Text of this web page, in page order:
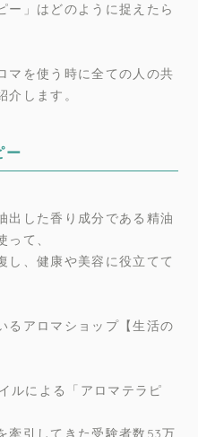
ー」はどのように捉えたら
マを使う時に全ての人の共
します。
ー
出した香り成分である精油
って、
し、健康や美容に役立てて
るアロマショップ【生活の
ルによる「アロマテラピ
牽引してきた受験者数53万